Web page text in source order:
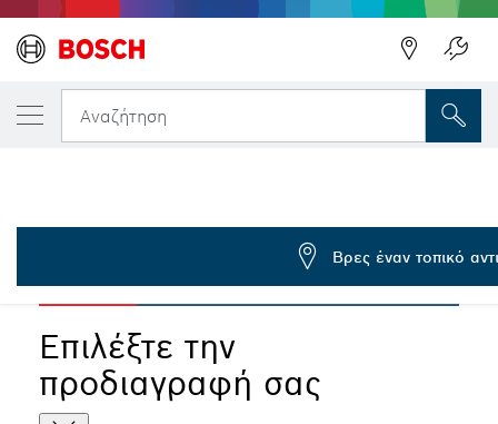
Αναζήτηση
EXPERT
Επιλέξτε την
προδιαγραφή σας
Η ΕΠΙΛΕΓΜΈΝΗ ΠΑΡΑΛΛΑΓΉ ΣΑΣ
Διαμαντόδισκος κοπής EXPERT
2 608 900 652
Βρες έναν τοπικό